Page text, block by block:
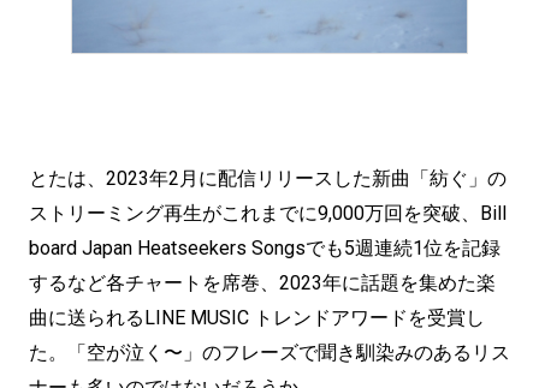
とたは、2023年2月に配信リリースした新曲「紡ぐ」の
ストリーミング再生がこれまでに9,000万回を突破、Bill
board Japan Heatseekers Songsでも5週連続1位を記録
するなど各チャートを席巻、2023年に話題を集めた楽
曲に送られるLINE MUSIC トレンドアワードを受賞し
た。「空が泣く〜」のフレーズで聞き馴染みのあるリス